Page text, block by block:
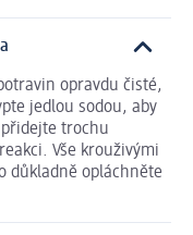
opravdu čisté,
jedlou sodou, aby
trochu
Vše krouživými
důkladně opláchněte